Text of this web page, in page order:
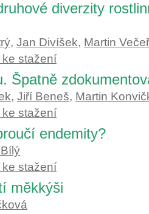
diverzity
, Jan Divíšek, Martin
ke stažení
Špatně
, Jiří Beneš, Martin
ke stažení
endemity?
ke stažení
měkkýši